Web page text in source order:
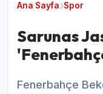
Ana Sayfa Spor
Sarunas
Fenerbahçe